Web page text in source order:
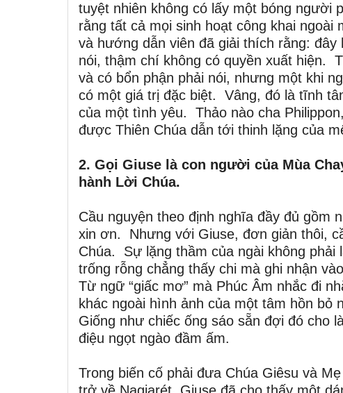
tuyệt nhiên không có lấy một bóng người
rằng tất cả mọi sinh hoạt công khai
và hướng dẫn viên đã giải thích rằng:
nói, thậm chí không có quyền xuất hiện.
và có bổn phận phải nói, nhưng một khi
có một giá trị đặc biệt. Vâng, đó là tĩnh
của một tình yêu. Thảo nào cha
được Thiên Chúa dẫn tới thinh lặng của
2. Gọi Giuse là con người của Mùa
hành Lời Chúa.
Cầu nguyện theo định nghĩa đầy đủ gồm
xin ơn. Nhưng với Giuse, đơn giản thôi,
Chúa. Sự lặng thầm của ngài không
trống rỗng chẳng thấy chi mà ghi nhận
Từ ngữ “giấc mơ” mà Phúc Âm nhắc đi
khác ngoài hình ảnh của một tâm hồn bỏ
Giống như chiếc ống sáo sẵn đợi đó cho
điệu ngọt ngào đầm ấm.
Trong biến cố phải đưa Chúa Giêsu và